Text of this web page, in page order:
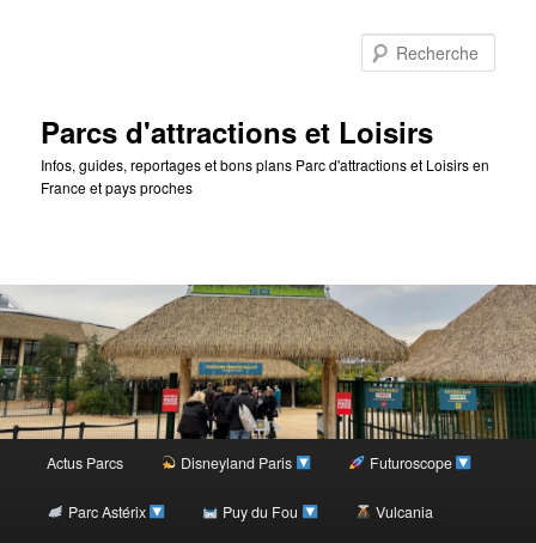
Parcs d'attractions et Loisirs
Infos, guides, reportages et bons plans Parc d'attractions et Loisirs en
France et pays proches
Menu
Aller
Actus Parcs Disneyland Paris Futuroscope
Parc Astérix Puy du Fou Vulcania